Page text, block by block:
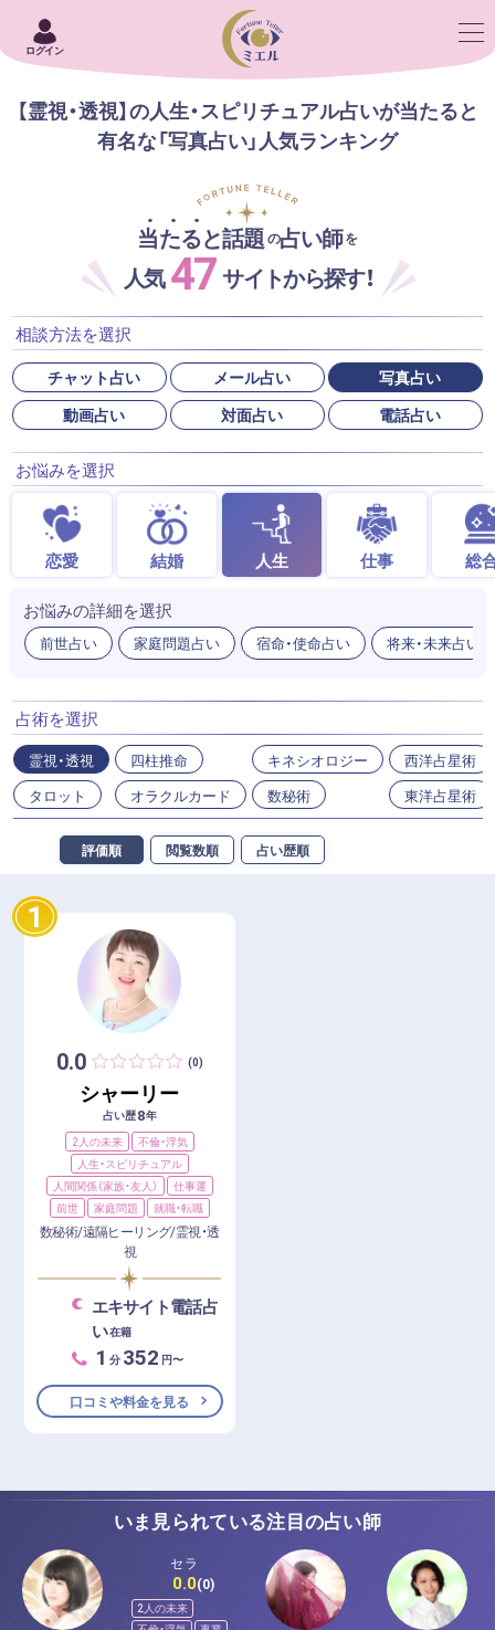
ログイン
【霊視・透視】の人生・スピリチュアル占いが当たると
有名な「写真占い」人気ランキング
当たると話題の占い師を
人気47サイトから探す！
相談方法を選択
チャット占い メール占い
写真占い
動画占い
対面占い 電話占い
お悩みを選択
恋愛 結婚 人生 仕事 総
お悩みの詳細を選択
前世占い 家庭問題占い 宿命・使命占い 将来・未来占い
占術を選択
霊視・透視
タロット
四柱推命
オラクルカード
キネシオロジー
数秘術
西洋占星術
東洋占星術
評価順 閲覧数順 占い歴順
1
0.0 (0)
シャーリー
占い歴8年
2人の未来
不倫・浮気
人生・スピリチュアル
人間関係（家族・友人）
仕事運
前世
家庭問題 就職・転職
数秘術/遠隔ヒーリング/霊視・透
視
エキサイト電話占
い在籍
1 分 352 円〜
口コミや料金を見る
いま見られている注目の占い師
セラ
0.0(0)
2人の未来